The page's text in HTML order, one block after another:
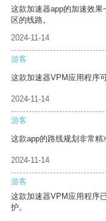
这款加速器app的加速效
区的线路。
2024-11-14
游客
这款加速器VPM应用程序
2024-11-14
游客
这款app的路线规划非常精
2024-11-14
游客
这款加速器VPM应用程序
护。